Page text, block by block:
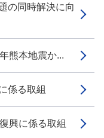
の同時解決に向
熊本地震か...
係る取組
興に係る取組